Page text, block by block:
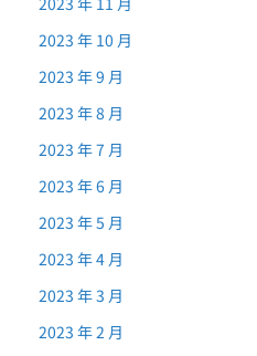
2023 年 10 月
2023 年 9 月
2023 年 8 月
2023 年 7 月
2023 年 6 月
2023 年 5 月
2023 年 4 月
2023 年 3 月
2023 年 2 月